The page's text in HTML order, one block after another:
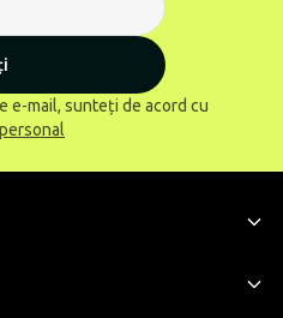
e-mail, sunteți de acord cu